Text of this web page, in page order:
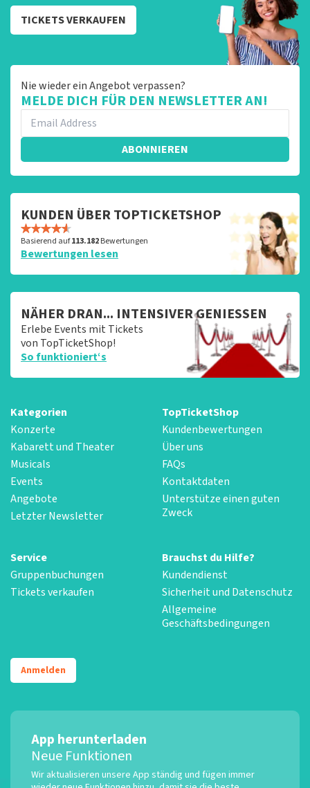
TICKETS VERKAUFEN
Nie wieder ein Angebot verpassen?
MELDE DICH FÜR DEN NEWSLETTER AN!
ABONNIEREN
KUNDEN ÜBER TOPTICKETSHOP
Basierend auf113.182Bewertungen
Bewertungen lesen
NÄHER DRAN... INTENSIVER GENIESSEN
Erlebe Events mit Tickets
von TopTicketShop!
So funktioniert‘s
Kategorien
Konzerte
Kabarett und Theater
Musicals
Events
Angebote
Letzter Newsletter
TopTicketShop
Kundenbewertungen
Über uns
FAQs
Kontaktdaten
Unterstütze einen guten
Zweck
Service
Gruppenbuchungen
Tickets verkaufen
Brauchst du Hilfe?
Kundendienst
Sicherheit und Datenschutz
Allgemeine
Geschäftsbedingungen
Anmelden
App herunterladen
Neue Funktionen
Wir aktualisieren unsere App ständig und fügen immer